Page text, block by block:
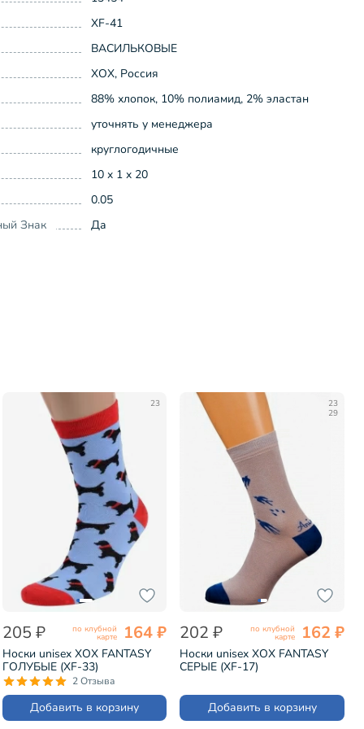
XF-41
ВАСИЛЬКОВЫЕ
ХОХ, Россия
88% хлопок, 10% полиамид, 2% эластан
уточнять у менеджера
круглогодичные
10 x 1 x 20
0.05
Знак
Да
23
205 ₽ по клубной
карте 164 ₽
Носки unisex ХОХ FANTASY
ГОЛУБЫЕ (XF-33)
2 Отзыва
Добавить в корзину
23
29
202 ₽ по клубной
карте 162 ₽
Носки unisex ХОХ FANTASY
СЕРЫЕ (XF-17)
Добавить в корзину